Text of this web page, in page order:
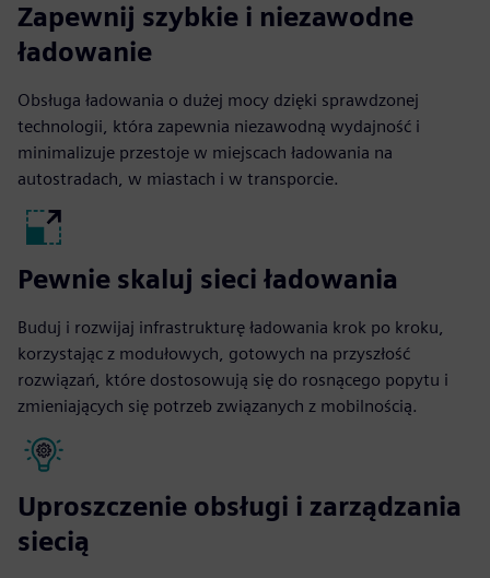
Zapewnij szybkie i niezawodne
ładowanie
Obsługa ładowania o dużej mocy dzięki sprawdzonej
technologii, która zapewnia niezawodną wydajność i
minimalizuje przestoje w miejscach ładowania na
autostradach, w miastach i w transporcie.
Pewnie skaluj sieci ładowania
Buduj i rozwijaj infrastrukturę ładowania krok po kroku,
korzystając z modułowych, gotowych na przyszłość
rozwiązań, które dostosowują się do rosnącego popytu i
zmieniających się potrzeb związanych z mobilnością.
Uproszczenie obsługi i zarządzania
siecią